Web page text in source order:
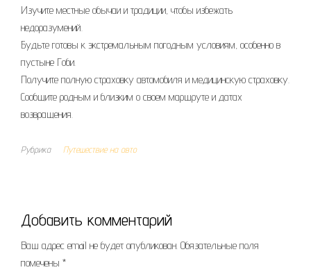
Изучите местные обычаи и традиции, чтобы избежать
недоразумений.
Будьте готовы к экстремальным погодным условиям, особенно в
пустыне Гоби.
Получите полную страховку автомобиля и медицинскую страховку.
Сообщите родным и близким о своем маршруте и датах
возвращения.
Рубрика Путешествие на авто
Добавить комментарий
Ваш адрес email не будет опубликован. Обязательные поля
помечены *